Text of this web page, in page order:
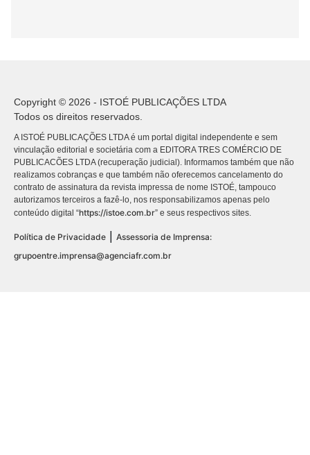
Copyright © 2026 - ISTOÉ PUBLICAÇÕES LTDA
Todos os direitos reservados.
A ISTOÉ PUBLICAÇÕES LTDA é um portal digital independente e sem
vinculação editorial e societária com a EDITORA TRES COMÉRCIO DE
PUBLICACÕES LTDA (recuperação judicial). Informamos também que não
realizamos cobranças e que também não oferecemos cancelamento do
contrato de assinatura da revista impressa de nome ISTOÉ, tampouco
autorizamos terceiros a fazê-lo, nos responsabilizamos apenas pelo
conteúdo digital “https://istoe.com.br” e seus respectivos sites.
Política de Privacidade
Assessoria de Imprensa:
grupoentre.imprensa@agenciafr.com.br